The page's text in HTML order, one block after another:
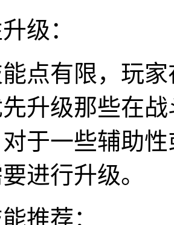
级：
点有限，玩
升级那些在
于一些辅助
进行升级。
推荐：